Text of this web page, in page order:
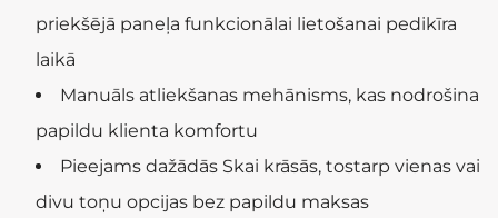
priekšējā paneļa funkcionālai lietošanai pedikīra
laikā
Manuāls atliekšanas mehānisms, kas nodrošina
papildu klienta komfortu
Pieejams dažādās Skai krāsās, tostarp vienas vai
divu toņu opcijas bez papildu maksas